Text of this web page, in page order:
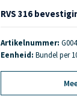
RVS 316
Artikelnummer:
Eenheid: Bundel per